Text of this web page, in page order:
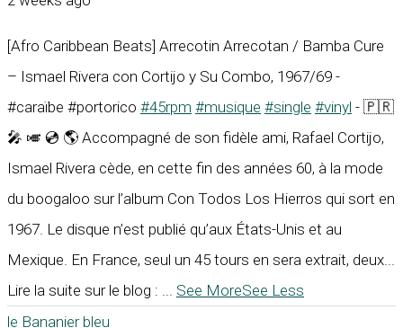
[Afro Caribbean Beats] Arrecotin Arrecotan / Bamba Cure
– Ismael Rivera con Cortijo y Su Combo, 1967/69 -
#caraïbe #portorico #45rpm #musique #single #vinyl - 🇵🇷
🎤 🎺 💿 🌎 Accompagné de son fidèle ami, Rafael Cortijo,
Ismael Rivera cède, en cette fin des années 60, à la mode
du boogaloo sur l’album Con Todos Los Hierros qui sort en
1967. Le disque n’est publié qu’aux États-Unis et au
Mexique. En France, seul un 45 tours en sera extrait, deux...
Lire la suite sur le blog : ... See MoreSee Less
le Bananier bleu